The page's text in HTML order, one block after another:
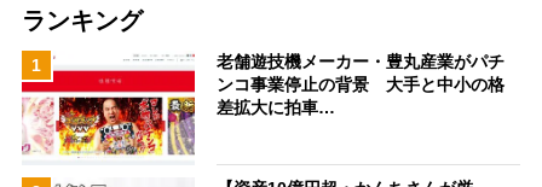
ランキング
1
老舗遊技機メーカー・豊丸産業がパチ
ンコ事業停止の背景 大手と中小の格
差拡大に拍車…